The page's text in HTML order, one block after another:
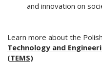
and innovation on
Learn more about the
Technology and
(TEMS)